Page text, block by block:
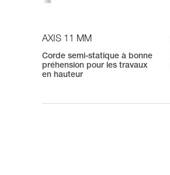
AXIS 11 MM
Corde semi-statique à bonne
préhension pour les travaux
en hauteur